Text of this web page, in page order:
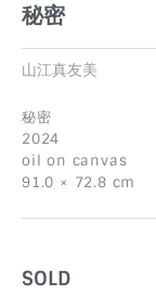
秘密
山江真友美
秘密
2024
oil on canvas
91.0 × 72.8 cm
SOLD